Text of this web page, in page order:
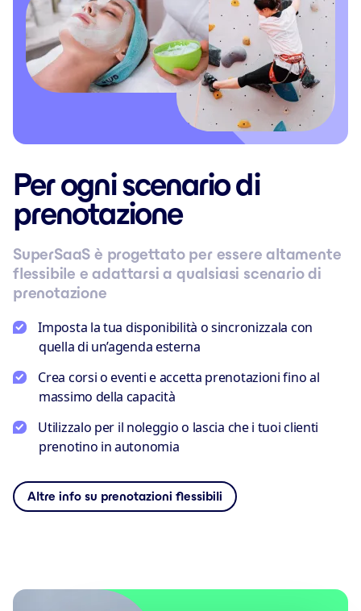
Per ogni scenario di
prenotazione
SuperSaaS è progettato per essere altamente
flessibile e adattarsi a qualsiasi scenario di
prenotazione
Imposta la tua disponibilità o sincronizzala con
quella di un’agenda esterna
Crea corsi o eventi e accetta prenotazioni fino al
massimo della capacità
Utilizzalo per il noleggio o lascia che i tuoi clienti
prenotino in autonomia
Altre info su prenotazioni flessibili